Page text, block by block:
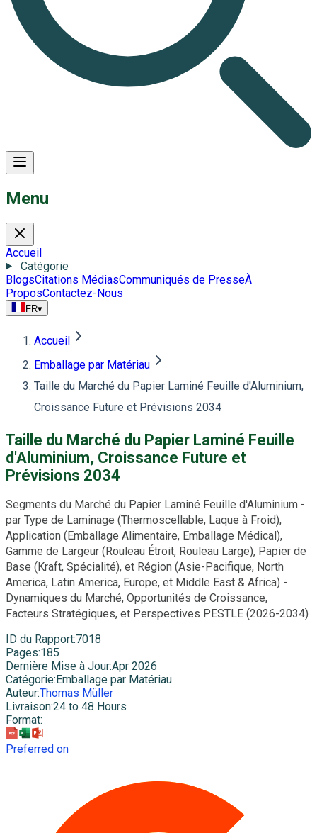
Menu
Accueil
Catégorie
BlogsCitations MédiasCommuniqués de PresseÀ
ProposContactez-Nous
FR▾
Accueil
Emballage par Matériau
Taille du Marché du Papier Laminé Feuille d'Aluminium,
Croissance Future et Prévisions 2034
Taille du Marché du Papier Laminé Feuille
d'Aluminium, Croissance Future et
Prévisions 2034
Segments du Marché du Papier Laminé Feuille d'Aluminium -
par Type de Laminage (Thermoscellable, Laque à Froid),
Application (Emballage Alimentaire, Emballage Médical),
Gamme de Largeur (Rouleau Étroit, Rouleau Large), Papier de
Base (Kraft, Spécialité), et Région (Asie-Pacifique, North
America, Latin America, Europe, et Middle East & Africa) -
Dynamiques du Marché, Opportunités de Croissance,
Facteurs Stratégiques, et Perspectives PESTLE (2026-2034)
ID du Rapport:7018
Pages:185
Dernière Mise à Jour:Apr 2026
Catégorie: Emballage par Matériau
Auteur:Thomas Müller
Livraison:24 to 48 Hours
Format:
Preferred on